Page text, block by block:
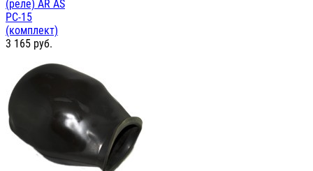
(реле) AR AS
PC-15
(комплект)
3 165 руб.